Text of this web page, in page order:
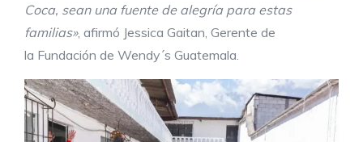
Coca, sean una fuente de alegría para estas
familias», afirmó Jessica Gaitan, Gerente de
la Fundación de Wendy´s Guatemala.